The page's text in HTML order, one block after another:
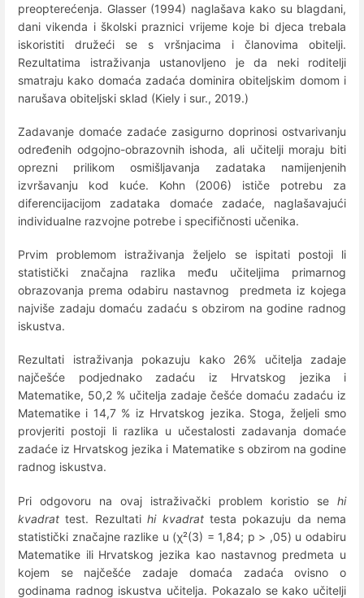
preopterećenja. Glasser (1994) naglašava kako su blagdani,
dani vikenda i školski praznici vrijeme koje bi djeca trebala
iskoristiti družeći se s vršnjacima i članovima obitelji.
Rezultatima istraživanja ustanovljeno je da neki roditelji
smatraju kako domaća zadaća dominira obiteljskim domom i
narušava obiteljski sklad (Kiely i sur., 2019.)
Zadavanje domaće zadaće zasigurno doprinosi ostvarivanju
određenih odgojno-obrazovnih ishoda, ali učitelji moraju biti
oprezni prilikom osmišljavanja zadataka namijenjenih
izvršavanju kod kuće. Kohn (2006) ističe potrebu za
diferencijacijom zadataka domaće zadaće, naglašavajući
individualne razvojne potrebe i specifičnosti učenika.
Prvim problemom istraživanja željelo se ispitati postoji li
statistički značajna razlika među učiteljima primarnog
obrazovanja prema odabiru nastavnog predmeta iz kojega
najviše zadaju domaću zadaću s obzirom na godine radnog
iskustva.
Rezultati istraživanja pokazuju kako 26% učitelja zadaje
najčešće podjednako zadaću iz Hrvatskog jezika i
Matematike, 50,2 % učitelja zadaje češće domaću zadaću iz
Matematike i 14,7 % iz Hrvatskog jezika. Stoga, željeli smo
provjeriti postoji li razlika u učestalosti zadavanja domaće
zadaće iz Hrvatskog jezika i Matematike s obzirom na godine
radnog iskustva.
Pri odgovoru na ovaj istraživački problem koristio se hi
kvadrat test. Rezultatihi kvadrattesta pokazuju da nema
statistički značajne razlike u (χ²(3) = 1,84; p > ,05) u odabiru
Matematike ili Hrvatskog jezika kao nastavnog predmeta u
kojem se najčešće zadaje domaća zadaća ovisno o
godinama radnog iskustva učitelja. Pokazalo se kako učitelji